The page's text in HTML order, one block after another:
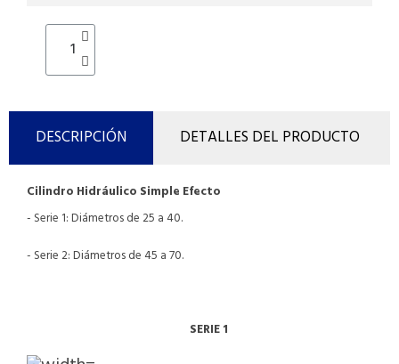
DESCRIPCIÓN DETALLES DEL PRODUCTO
Cilindro Hidráulico Simple Efecto
- Serie 1: Diámetros de 25 a 40.
- Serie 2: Diámetros de 45 a 70.
SERIE 1